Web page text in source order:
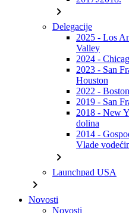
chevron_right
Delegacije
2025 - Los
Valley
2024 -
2023 - San
Houston
2022 -
2019 - San
2018 - New
dolina
2014 -
Vlade
chevron_right
Launchpad USA
chevron_right
Novosti
Novosti